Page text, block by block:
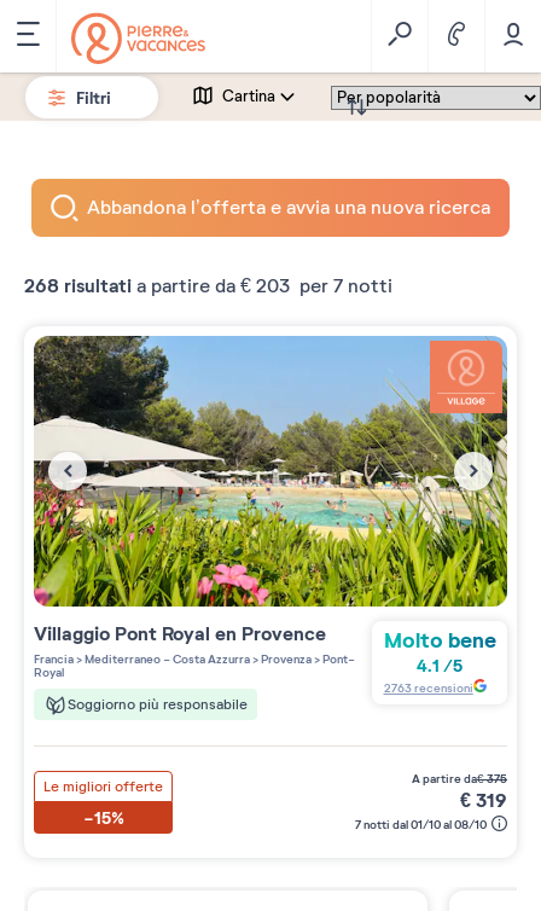
Filtri Cartina
Abbandona l’offerta e avvia una nuova ricerca
268 risultati a partire da € 203 per 7 notti
Villaggio Pont Royal en Provence
Francia>Mediterraneo - Costa Azzurra>Provenza>Pont-
Royal
Soggiorno più responsabile
Molto bene
4.1 /5
2763recensioni
Le migliori offerte
-15%
a partire da€375
€319
7 notti dal 01/10 al 08/10